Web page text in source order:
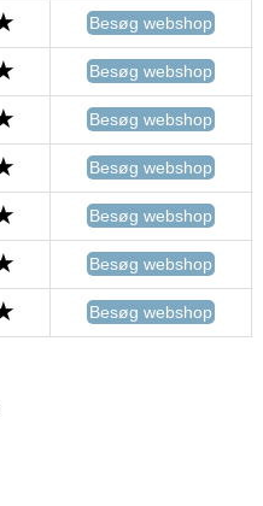
Besøg webshop
Besøg webshop
Besøg webshop
Besøg webshop
Besøg webshop
Besøg webshop
Besøg webshop